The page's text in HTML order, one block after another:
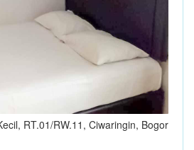
RT.01/RW.11, Ciwaringin, Bogor